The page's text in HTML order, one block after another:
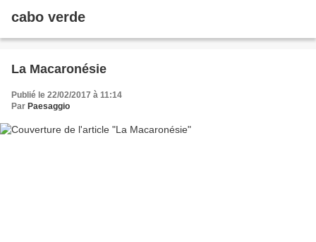
cabo verde
La Macaronésie
Publié le 22/02/2017 à 11:14
Par Paesaggio